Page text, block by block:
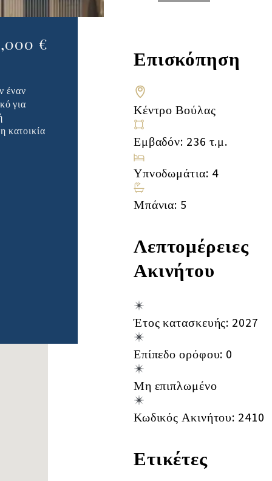
€
έναν
για
κατοικία
Επισκόπηση
Κέντρο Βούλας
Εμβαδόν: 236 τ.μ.
Υπνοδωμάτια: 4
Μπάνια: 5
Λεπτομέρειες
Ακινήτου
Έτος κατασκευής: 2027
Επίπεδο ορόφου: 0
Μη επιπλωμένο
Κωδικός Ακινήτου: 2410
Ετικέτες